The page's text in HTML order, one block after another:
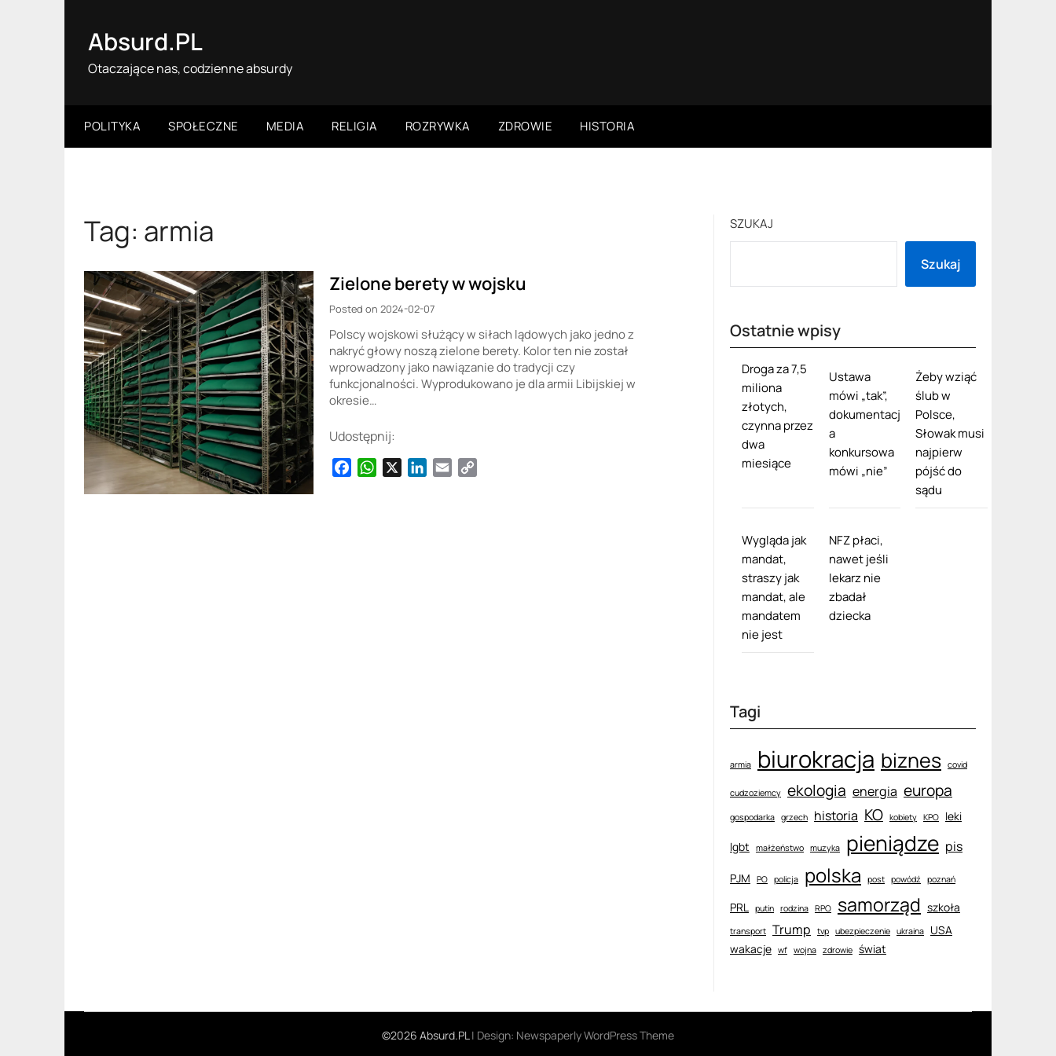
Absurd.PL
Otaczające nas, codzienne absurdy
POLITYKA SPOŁECZNE MEDIA RELIGIA ROZRYWKA ZDROWIE HISTORIA
Tag: armia
Zielone berety w wojsku
Posted on 2024-02-07
Polscy wojskowi służący w siłach lądowych jako jedno z
nakryć głowy noszą zielone berety. Kolor ten nie został
wprowadzony jako nawiązanie do tradycji czy
funkcjonalności. Wyprodukowano je dla armii Libijskiej w
okresie…
Udostępnij:
FacebookWhatsAppLinkedIn
Email
SZUKAJ
Szukaj
Ostatnie wpisy
Droga za 7,5
miliona
złotych,
czynna przez
dwa
miesiące
Ustawa
mówi „tak”,
dokumentacj
a
konkursowa
mówi „nie”
Żeby wziąć
ślub w
Polsce,
Słowak musi
najpierw
pójść do
sądu
Wygląda jak
mandat,
straszy jak
mandat, ale
mandatem
nie jest
NFZ płaci,
nawet jeśli
lekarz nie
zbadał
dziecka
Tagi
armia biurokracja biznes covid
cudzoziemcy ekologia energia europa
gospodarka grzech historia KO kobiety KPO leki
lgbt małżeństwo muzyka pieniądze pis
PJM PO policja polska post powódź poznań
PRL putin rodzina RPO samorząd szkoła
transport Trump tvp ubezpieczenie ukraina
USA
wakacje wf wojna zdrowie świat
©2026 Absurd.PL| Design: Newspaperly WordPress Theme